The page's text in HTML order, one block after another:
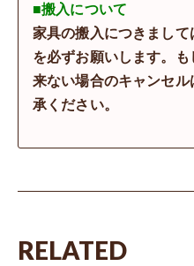
■搬入について
家具の搬入につきまし
を必ずお願いします。
来ない場合のキャンセ
承ください。
RELATED